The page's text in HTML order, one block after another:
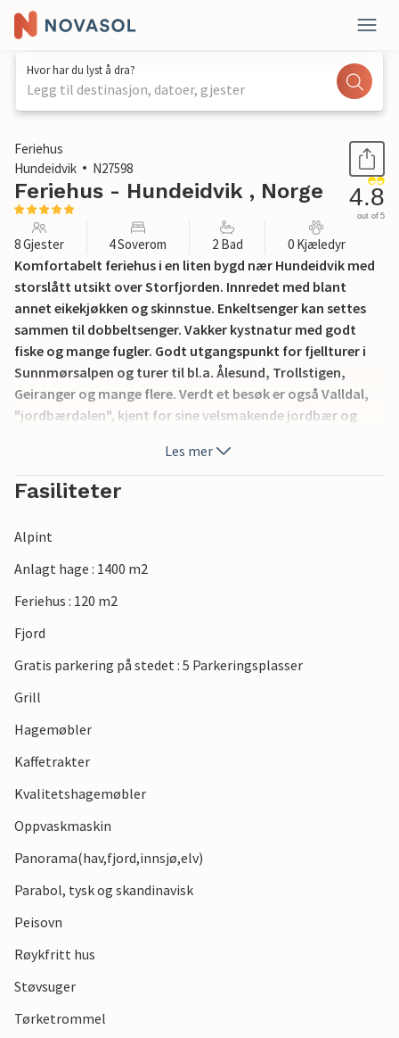
Hvor har du lyst å dra?
Legg til destinasjon, datoer, gjester
1 / 26
Feriehus
Hundeidvik
N27598
Feriehus - Hundeidvik , Norge 4.8
out of 5
8 Gjester 4 Soverom 2 Bad 0 Kjæledyr
Komfortabelt feriehus i en liten bygd nær Hundeidvik med
storslått utsikt over Storfjorden. Innredet med blant
annet eikekjøkken og skinnstue. Enkeltsenger kan settes
sammen til dobbeltsenger. Vakker kystnatur med godt
fiske og mange fugler. Godt utgangspunkt for fjellturer i
Sunnmørsalpen og turer til bl.a. Ålesund, Trollstigen,
Geiranger og mange flere. Verdt et besøk er også Valldal,
"jordbærdalen", kjent for sine velsmakende jordbær og
(10 km), golf, museer, akvarium, etc. Båt med ekkolodd og
GPS. Fiskeuttrekksplass inne delt med N27599: 25 m.
Les mer
Fasiliteter
Alpint
Anlagt hage : 1400 m2
Feriehus : 120 m2
Fjord
Gratis parkering på stedet : 5 Parkeringsplasser
Grill
Hagemøbler
Kaffetrakter
Kvalitetshagemøbler
Oppvaskmaskin
Panorama(hav,fjord,innsjø,elv)
Parabol, tysk og skandinavisk
Peisovn
Røykfritt hus
Støvsuger
Tørketrommel